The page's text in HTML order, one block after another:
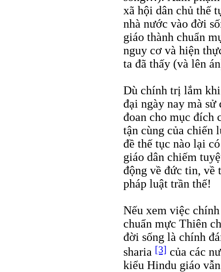
xã hội dân chủ thế
nhà nước vào đời
giáo thành chuẩn
nguy cơ và hiện
ta đã thấy (và lên
Dù chính trị lắm
đại ngày nay mà
đoan cho mục đích
tận cùng của chiến
đề thế tục nào lại
giáo dân chiếm
động về đức tin, về
pháp luật trần thế!
Nếu xem việc
chuẩn mực Thiên
đời sống là chính
sharia [3] của các
kiểu Hindu giáo